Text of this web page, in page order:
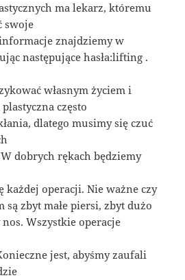
ma lekarz, któremu
swoje
znajdziemy w
następujące hasła:lifting .
własnym życiem i
często
dlatego musimy się czuć
dobrych rękach będziemy
każdej operacji. Nie ważne czy
są zbyt małe piersi, zbyt dużo
Wszystkie operacje
jest, abyśmy zaufali